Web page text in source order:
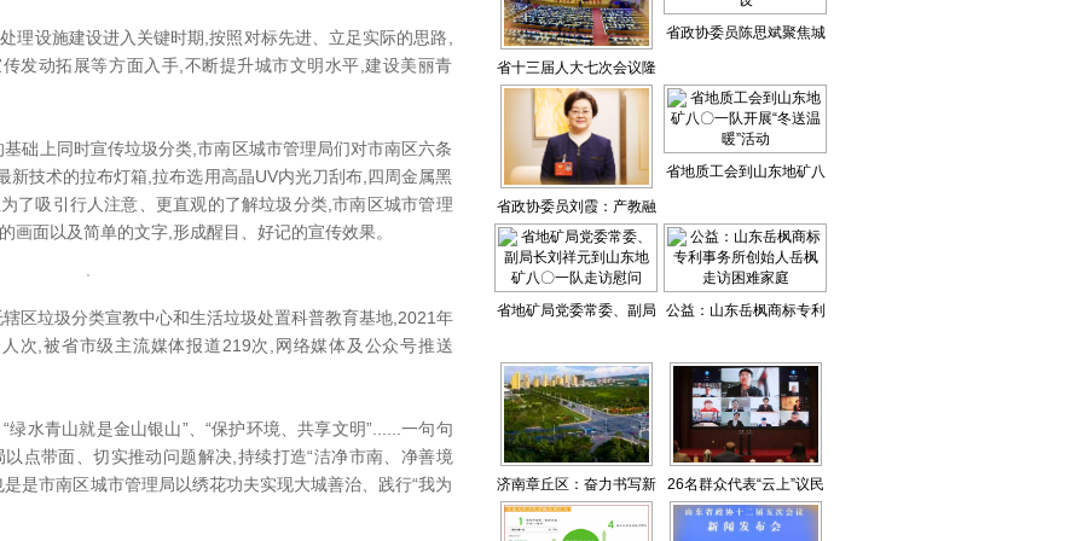
设施建设进入关键时期,按照对标先进、立足实际的思路,
发动拓展等方面入手,不断提升城市文明水平,建设美丽青
上同时宣传垃圾分类,市南区城市管理局们对市南区六条
新技术的拉布灯箱,拉布选用高晶UV内光刀刮布,四周金属黑
了吸引行人注意、更直观的了解垃圾分类,市南区城市管理
画面以及简单的文字,形成醒目、好记的宣传效果。
垃圾分类宣教中心和生活垃圾处置科普教育基地,2021年
次,被省市级主流媒体报道219次,网络媒体及公众号推送
青山就是金山银山”、“保护环境、共享文明”......一句句
点带面、切实推动问题解决,持续打造“洁净市南、净善境
是市南区城市管理局以绣花功夫实现大城善治、践行“我为
省十三届人大七次会议隆
重开幕
省政协委员陈思斌聚焦城
省政协委员刘霞：产教融
合，推动医养结合人才供
给
省地质工会到山东地矿八
动
省地矿局党委常委、副局
一队走访慰问
公益：山东岳枫商标专利
难家庭
济南章丘区：奋力书写新
时代精彩答卷
26名群众代表“云上”议民
生